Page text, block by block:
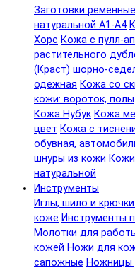
Заготовки
натуральной А1-А4
Хорс Кожа с пулл-
растительного
(Краст) шорно-
одежная Кожа со
кожи: вороток, полы
Кожа Нубук Кожа
цвет Кожа с
обувная,
шнуры из кожи
натуральной
Инструменты
Иглы, шило и
коже Инструменты
Молотки для
кожей Ножи для
сапожные Ножницы